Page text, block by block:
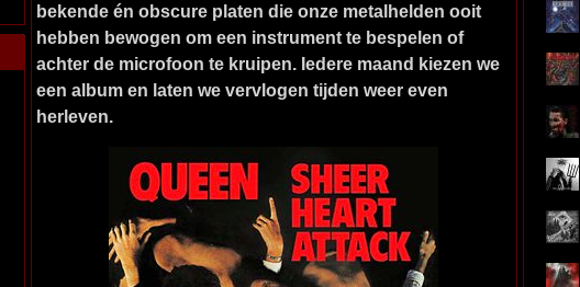
bekende én obscure platen die onze metalhelden ooit
hebben bewogen om een instrument te bespelen of
achter de microfoon te kruipen. Iedere maand kiezen we
een album en laten we vervlogen tijden weer even
herleven.